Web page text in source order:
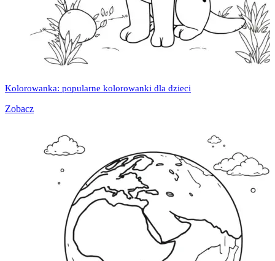
Kolorowanka: popularne kolorowanki dla dzieci
Zobacz